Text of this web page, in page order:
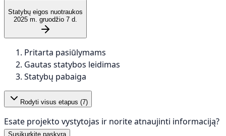
Statybų eigos nuotraukos
2025 m. gruodžio 7 d.
Pritarta pasiūlymams
Gautas statybos leidimas
Statybų pabaiga
Rodyti visus etapus (7)
Esate projekto vystytojas ir norite atnaujinti informaciją?
Susikurkite paskyrą